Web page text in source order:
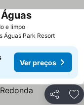
e limpo
Águas Park Resort
Ver preços
Partilhar